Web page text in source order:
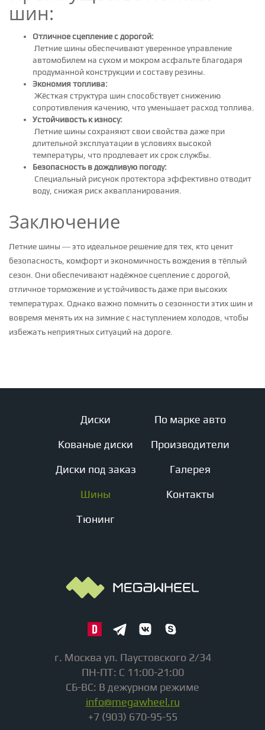
шин:
Отличное сцепление с дорогой:
Летние шины обеспечивают уверенное управление
автомобилем на сухом и мокром асфальте благодаря
продуманной конструкции и составу резины.
Экономия топлива:
Жёсткая структура шин способствует снижению
сопротивления качению, что уменьшает расход топлива.
Устойчивость к износу:
Летние шины сохраняют свои свойства даже при
длительной эксплуатации в условиях высокой
температуры, что продлевает их срок службы.
Безопасность в дождливую погоду:
Специальный рисунок протектора эффективно отводит
воду, снижая риск аквапланирования.
Заключение
Летние шины — это идеальное решение для тех, кто ценит
безопасность, комфорт и экономичность вождения в тёплый
сезон. Они обеспечивают надёжное сцепление с дорогой,
отличное торможение и устойчивость даже при высоких
температурах. Однако важно помнить о сезонности этих шин и
вовремя менять их на зимние с наступлением холодов, чтобы
избежать неприятных ситуаций на дороге.
Диски
Кованые диски
Диски под заказ
Шины
Тюнинг
По марке авто
Производители
Галерея
Контакты
г. Москва ул. Паустовского 2/34
ПН-ПТ: С 11:00-21:00
СБ-ВС: В дежурном режиме
info@megawheel.ru
+7 (903) 670-95-55